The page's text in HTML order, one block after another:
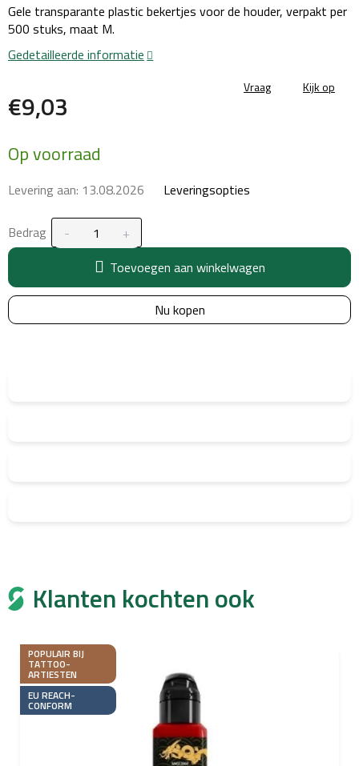
€9,03
prijs:
Op voorraad
Levering aan: 13.08.2026 Leveringsopties
Bedrag
Toevoegen aan winkelwagen
Nu kopen
Gele transparante plastic bekertjes voor de houder, verpakt per
500 stuks, maat M.
Gedetailleerde informatie
Vraag Kijk op
Klanten kochten ook
POPULAIR BIJ
TATTOO-
ARTIESTEN
EU REACH-
CONFORM